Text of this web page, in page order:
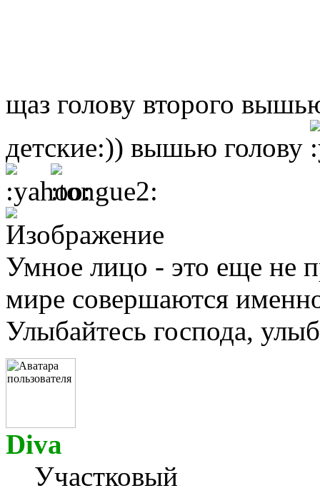
щаз голову второго
детские:)) вышью голову
Умное лицо - это еще не
мире совершаются
Улыбайтесь господа,
Diva
Участковый